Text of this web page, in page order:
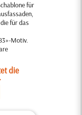
für
für das
Motiv.
die